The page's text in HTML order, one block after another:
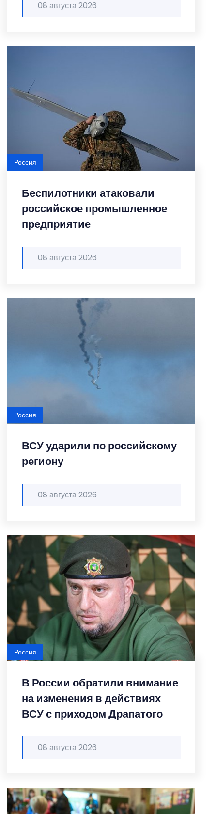
08 августа 2026
Беспилотники атаковали
российское промышленное
предприятие
08 августа 2026
Россия
ВСУ ударили по российскому
региону
08 августа 2026
Россия
В России обратили внимание
на изменения в действиях
ВСУ с приходом Драпатого
08 августа 2026
Россия